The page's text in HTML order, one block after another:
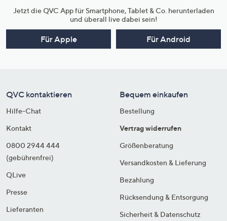
Jetzt die QVC App für Smartphone, Tablet & Co. herunterladen
und überall live dabei sein!
Für Apple Für Android
QVC kontaktieren
Hilfe-Chat
Kontakt
0800 2944 444
(gebührenfrei)
QLive
Presse
Lieferanten
Bequem einkaufen
Bestellung
Vertrag widerrufen
Größenberatung
Versandkosten & Lieferung
Bezahlung
Rücksendung & Entsorgung
Sicherheit & Datenschutz